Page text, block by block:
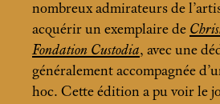
nombreux admirateurs de
acquérir un exemplaire de
Fondation Custodia, avec une
généralement accompagnée
hoc. Cette édition a pu voir le